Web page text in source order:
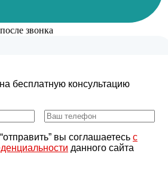
звонка
бесплатную консультацию
вы соглашаетесь с
данного сайта